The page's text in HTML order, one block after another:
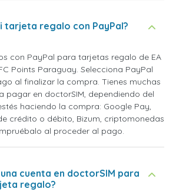
tarjeta regalo con PayPal?
con PayPal para tarjetas regalo de EA
Points Paraguay. Selecciona PayPal
al finalizar la compra. Tienes muchas
pagar en doctorSIM, dependiendo del
haciendo la compra: Google Pay,
crédito o débito, Bizum, criptomonedas
al proceder al pago.
cuenta en doctorSIM para
regalo?